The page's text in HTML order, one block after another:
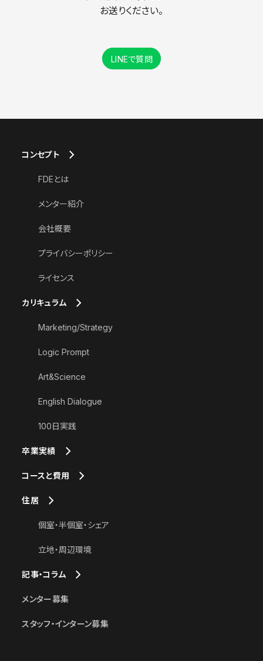
お送りください。
LINEで質問
コンセプト
FDEとは
メンター紹介
会社概要
プライバシーポリシー
ライセンス
カリキュラム
Marketing/Strategy
Logic Prompt
Art&Science
English Dialogue
100日実践
卒業実績
コースと費用
住居
個室・半個室・シェア
立地・周辺環境
記事・コラム
メンター募集
スタッフ・インターン募集